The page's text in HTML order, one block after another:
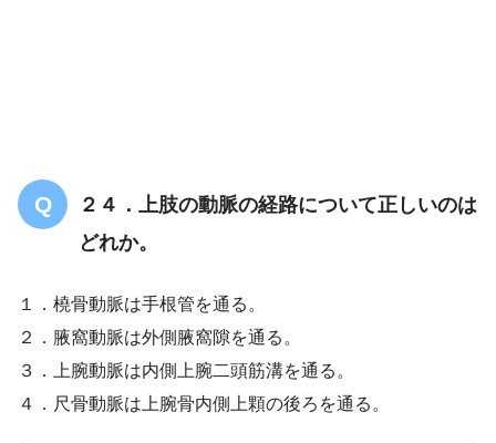
２４．上肢の動脈の経路について正しいのは
どれか。
１．橈骨動脈は手根管を通る。
２．腋窩動脈は外側腋窩隙を通る。
３．上腕動脈は内側上腕二頭筋溝を通る。
４．尺骨動脈は上腕骨内側上顆の後ろを通る。